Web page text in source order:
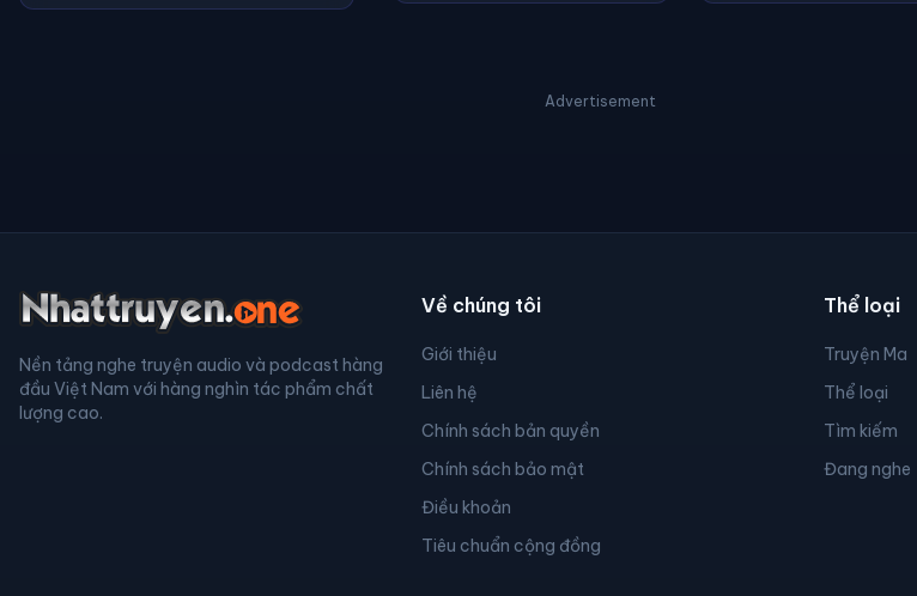
Advertisement
Nền tảng nghe truyện audio và podcast hàng
đầu Việt Nam với hàng nghìn tác phẩm chất
lượng cao.
Về chúng tôi
Giới thiệu
Liên hệ
Chính sách bản quyền
Chính sách bảo mật
Điều khoản
Tiêu chuẩn cộng đồng
Thể loại
Truyện Ma
Thể loại
Tìm kiếm
Đang nghe